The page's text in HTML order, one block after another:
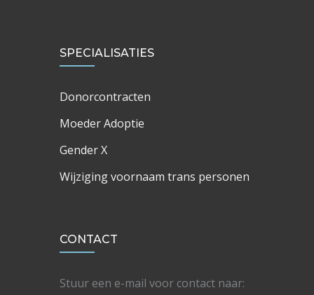
SPECIALISATIES
Donorcontracten
Moeder Adoptie
Gender X
Wijziging voornaam trans personen
CONTACT
Stuur een e-mail voor contact naar: